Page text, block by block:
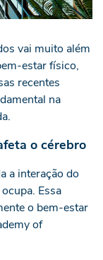
vai muito além
estar físico,
recentes
na
o cérebro
a interação do
Essa
o bem-estar
of